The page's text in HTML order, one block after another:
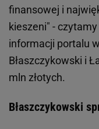
finansowej i
kieszeni" -
informacji portalu
Błaszczykowski i
mln złotych.
Błaszczykowski